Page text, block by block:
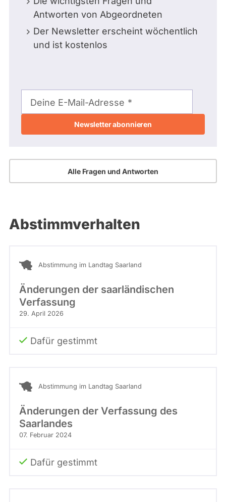
Antworten von Abgeordneten
Der Newsletter erscheint wöchentlich
und ist kostenlos
Mail-
Adresse
Deine E-Mail-Adresse
Alle Fragen und Antworten
Abstimmverhalten
Abstimmung im Landtag Saarland
Änderungen der saarländischen
Verfassung
29. April 2026
Dafür gestimmt
Abstimmung im Landtag Saarland
Änderungen der Verfassung des
Saarlandes
07. Februar 2024
Dafür gestimmt